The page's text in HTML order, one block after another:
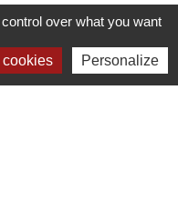
over what you want
Personalize